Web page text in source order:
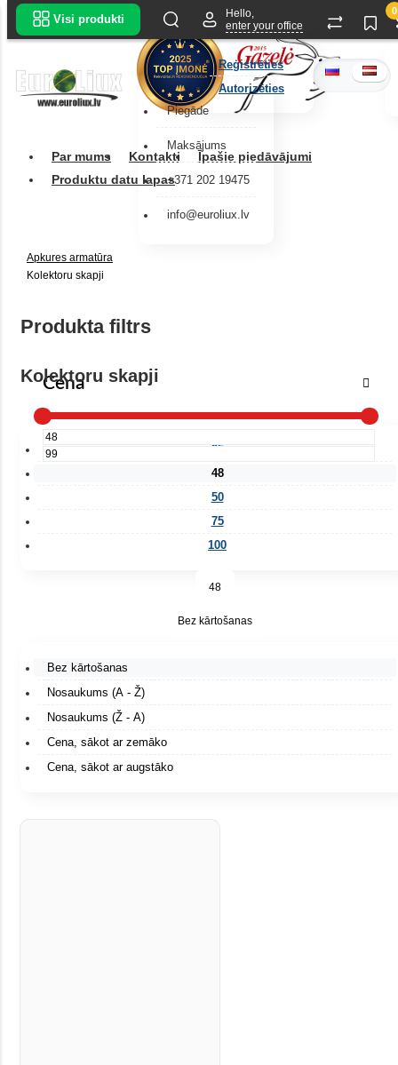
Piegāde
Maksājums
+371 202 19475
info@euroliux.lv
Par mums Kontakti
Īpašie piedāvājumi
Produktu datu lapas
Visi produkti
Hello,
enter your office
Reģistrēties
Autorizēties
0
Apkures armatūra
Kolektoru skapji
Produkta filtrs
Cena
Kolektoru skapji
25
48
50
75
100
48
Bez kārtošanas
Bez kārtošanas
Nosaukums (A - Ž)
Nosaukums (Ž - A)
Cena, sākot ar zemāko
Cena, sākot ar augstāko